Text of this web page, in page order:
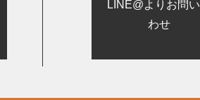
LINE@よりお問
わせ